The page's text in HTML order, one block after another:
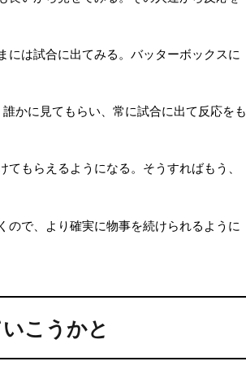
は試合に出てみる。バッターボックスに
かに見てもらい、常に試合に出て反応をも
もらえるようになる。そうすればもう、
ので、より確実に物事を続けられるように
こうかと